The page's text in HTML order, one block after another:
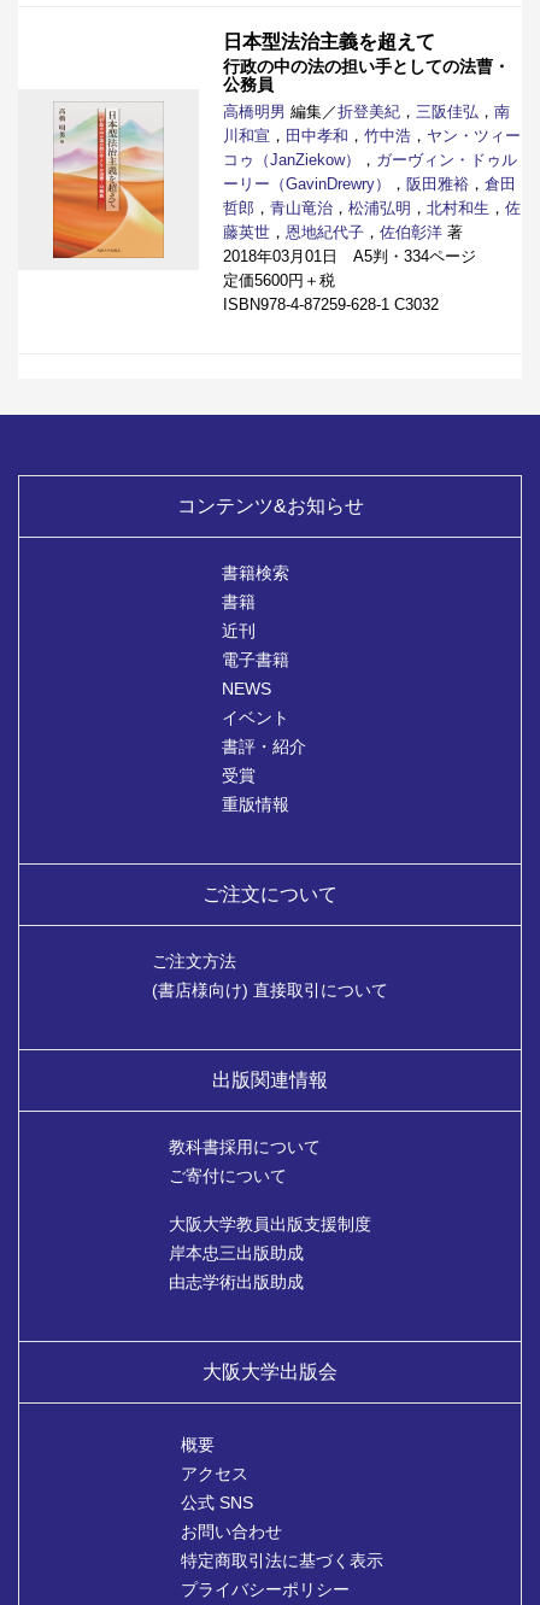
日本型法治主義を超えて
行政の中の法の担い手としての法曹・
公務員
高橋明男 編集／折登美紀 ， 三阪佳弘 ， 南
川和宣 ， 田中孝和 ， 竹中浩 ， ヤン・ツィー
コゥ（JanZiekow）
， ガーヴィン・ドゥル
ーリー（GavinDrewry）
， 阪田雅裕 ， 倉田
哲郎 ， 青山竜治 ， 松浦弘明 ， 北村和生 ， 佐
藤英世 ， 恩地紀代子 ， 佐伯彰洋 著
2018年03月01日 A5判・334ページ
定価5600円＋税
ISBN978-4-87259-628-1 C3032
コンテンツ&お知らせ
書籍検索
書籍
近刊
電子書籍
NEWS
イベント
書評・紹介
受賞
重版情報
ご注文について
ご注文方法
(書店様向け) 直接取引について
出版関連情報
教科書採用について
ご寄付について
大阪大学教員出版支援制度
岸本忠三出版助成
由志学術出版助成
大阪大学出版会
概要
アクセス
公式 SNS
お問い合わせ
特定商取引法に基づく表示
プライバシーポリシー